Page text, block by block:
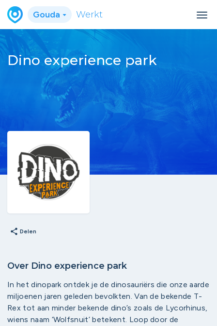
Gouda Werkt
Dino experience park
share Delen
Over Dino experience park
In het dinopark ontdek je de dinosauriërs die onze aarde
miljoenen jaren geleden bevolkten. Van de bekende T-
Rex tot aan minder bekende dino’s zoals de Lycorhinus,
wiens naam ‘Wolfsnuit’ betekent. Loop door de